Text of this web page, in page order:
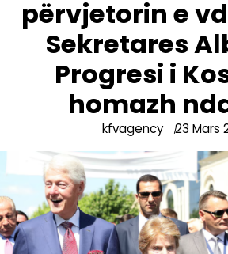
përvjetorin e
Sekretares
Progresi i
homazh
kfvagency 23 Mars